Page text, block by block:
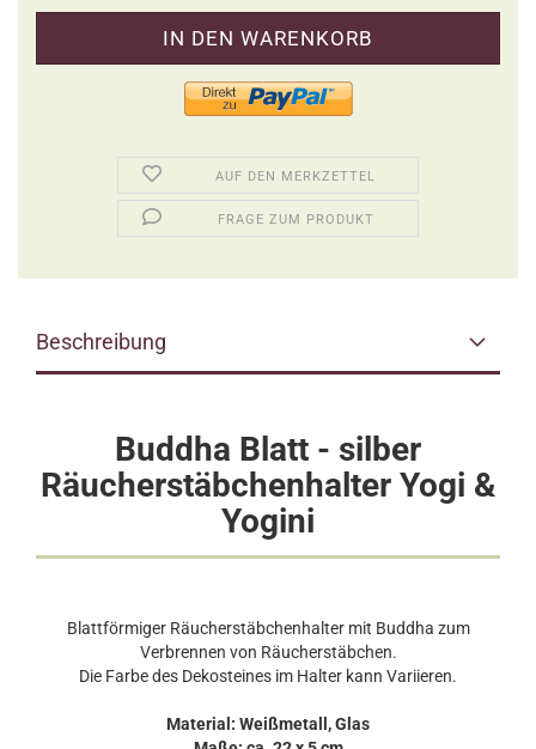
AUF DEN MERKZETTEL
FRAGE ZUM PRODUKT
Beschreibung
Buddha Blatt - silber
Räucherstäbchenhalter Yogi &
Yogini
Blattförmiger Räucherstäbchenhalter mit Buddha zum
Verbrennen von Räucherstäbchen.
Die Farbe des Dekosteines im Halter kann Variieren.
Material: Weißmetall, Glas